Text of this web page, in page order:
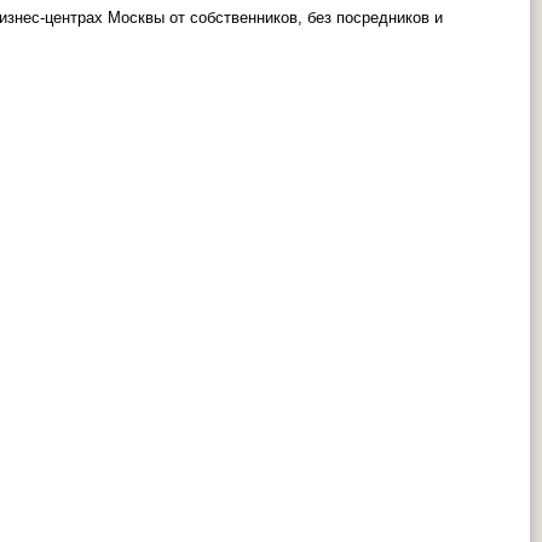
центрах Москвы от собственников, без посредников и